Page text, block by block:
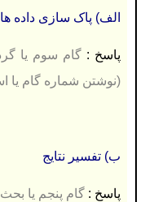
الف) پاک سازی داده ها
پاسخ :
(نوشتن شماره گام یا
ب) تفسیر نتایج
پاسخ : گام پنجم یا بحث